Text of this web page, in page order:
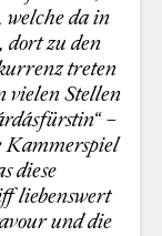
welche da in
dort zu den
treten
vielen Stellen
–
Kammerspiel
diese
liebenswert
und die